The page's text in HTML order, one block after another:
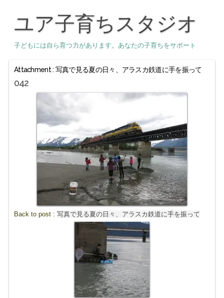
ユア子育ちスタジオ
子どもには自ら育つ力があります。あなたの子育ちをサポート
Attachment : 写真で見る夏の日々、アラスカ鉄道に手を振って
042
Back to post : 写真で見る夏の日々、アラスカ鉄道に手を振って